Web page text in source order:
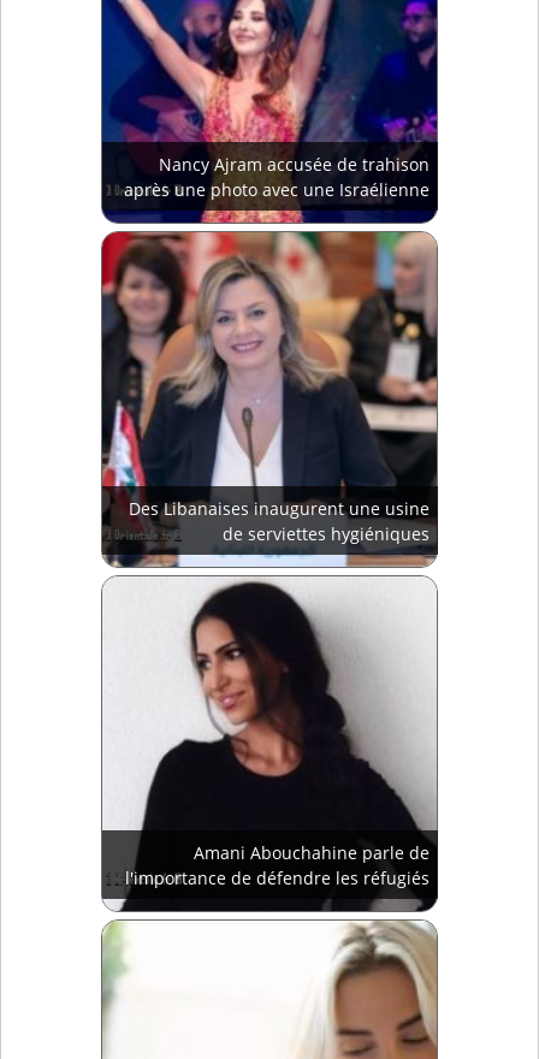
Nancy Ajram accusée de trahison
après une photo avec une Israélienne
Des Libanaises inaugurent une usine
de serviettes hygiéniques
Amani Abouchahine parle de
l'importance de défendre les réfugiés